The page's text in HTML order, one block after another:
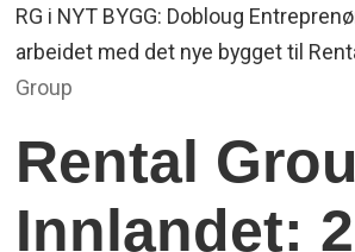
RG i NYT BYGG: Dobloug
arbeidet med det nye bygget til
Group
Rental
Innlandet: